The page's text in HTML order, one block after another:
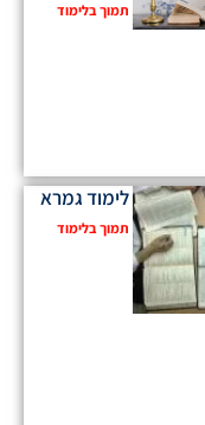
תמוך בלימוד
לימוד גמרא
תמוך בלימוד